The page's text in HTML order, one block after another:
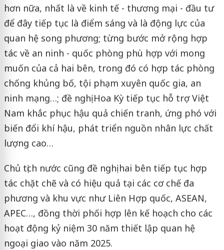
hơn nữa, nhất là về kinh tế - thương mại - đầu tư
để đây tiếp tục là điểm sáng và là động lực của
quan hệ song phương; từng bước mở rộng hợp
tác về an ninh - quốc phòng phù hợp với mong
muốn của cả hai bên, trong đó có hợp tác phòng
chống khủng bố, tội phạm xuyên quốc gia, an
ninh mạng…; đề nghị Hoa Kỳ tiếp tục hỗ trợ Việt
Nam khắc phục hậu quả chiến tranh, ứng phó với
biến đổi khí hậu, phát triển nguồn nhân lực chất
lượng cao…
Chủ tịch nước cũng đề nghị hai bên tiếp tục hợp
tác chặt chẽ và có hiệu quả tại các cơ chế đa
phương và khu vực như Liên Hợp quốc, ASEAN,
APEC…, đồng thời phối hợp lên kế hoạch cho các
hoạt động kỷ niệm 30 năm thiết lập quan hệ
ngoại giao vào năm 2025.